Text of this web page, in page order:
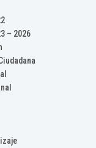
– 2026